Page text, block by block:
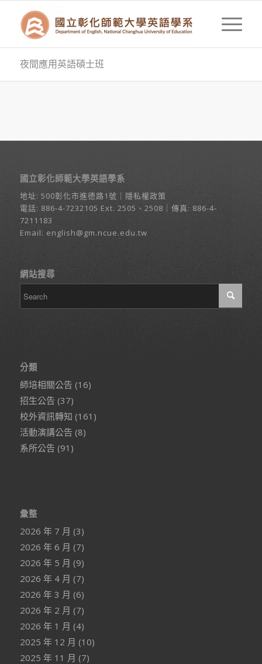
夜間應用英語碩士班
國立彰化師範大學英語學系
地址: 500彰化市進德路1號 ｜ 隱私權政策
電話: 886-4-7232105 Ext. 2505、2508｜傳真: 886-4-
7211183
Email: english@gm.ncue.edu.tw
網站搜尋
分類
師培相關公告 (16)
招生公告 (37)
校外資訊轉知 (161)
活動演講公告 (8)
系所公告 (91)
彙整
2026 年 7 月 (3)
2026 年 6 月 (7)
2026 年 5 月 (9)
2026 年 4 月 (7)
2026 年 3 月 (6)
2026 年 2 月 (7)
2026 年 1 月 (4)
2025 年 12 月 (10)
2025 年 11 月 (7)